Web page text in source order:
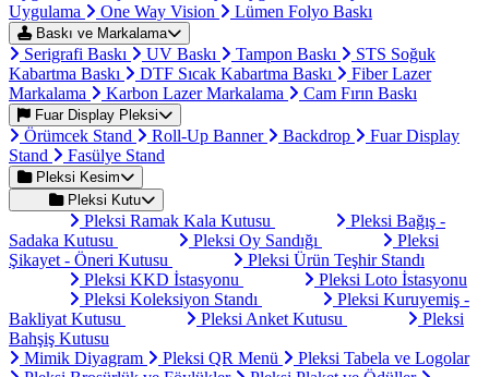
Uygulama
One Way Vision Lümen Folyo Baskı
Baskı ve Markalama
Serigrafi Baskı UV Baskı Tampon Baskı
STS Soğuk
Kabartma Baskı
DTF Sıcak Kabartma Baskı
Fiber Lazer
Markalama
Karbon Lazer Markalama Cam Fırın Baskı
Fuar Display Pleksi
Örümcek Stand Roll-Up Banner Backdrop
Fuar Display
Stand
Fasülye Stand
Pleksi Kesim
Pleksi Kutu
Pleksi Ramak Kala Kutusu
Pleksi Bağış -
Sadaka Kutusu
Pleksi Oy Sandığı
Pleksi
Şikayet - Öneri Kutusu
Pleksi Ürün Teşhir Standı
Pleksi KKD İstasyonu
Pleksi Loto İstasyonu
Pleksi Koleksiyon Standı
Pleksi Kuruyemiş -
Bakliyat Kutusu
Pleksi Anket Kutusu
Pleksi
Bahşiş Kutusu
Mimik Diyagram
Pleksi QR Menü
Pleksi Tabela ve Logolar